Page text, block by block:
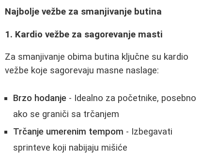
Najbolje vežbe za smanjivanje butina
1. Kardio vežbe za sagorevanje masti
Za smanjivanje obima butina ključne su kardio
vežbe koje sagorevaju masne naslage:
Brzo hodanje - Idealno za početnike, posebno
ako se graniči sa trčanjem
Trčanje umerenim tempom - Izbegavati
sprinteve koji nabijaju mišiće